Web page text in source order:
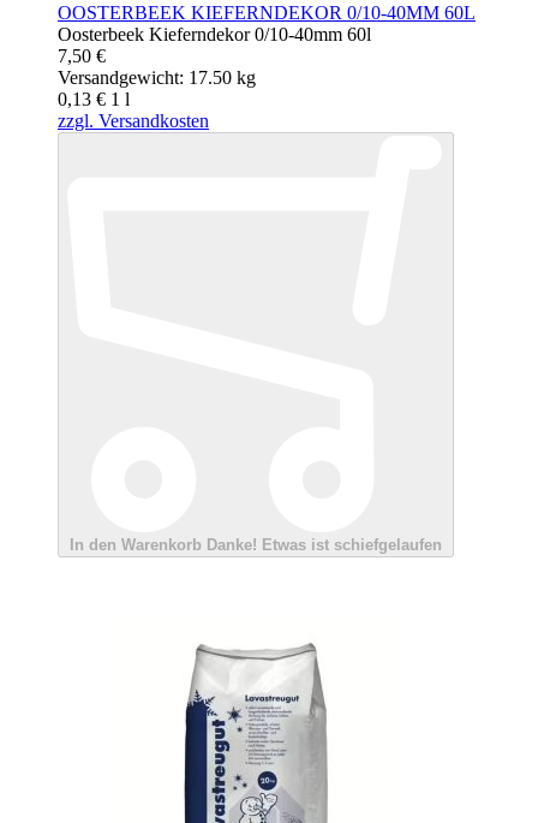
OOSTERBEEK KIEFERNDEKOR 0/10-40MM 60L
Oosterbeek Kieferndekor 0/10-40mm 60l
7,50 €
Versandgewicht: 17.50 kg
0,13 € 1 l
zzgl. Versandkosten
In den Warenkorb Danke! Etwas ist schiefgelaufen